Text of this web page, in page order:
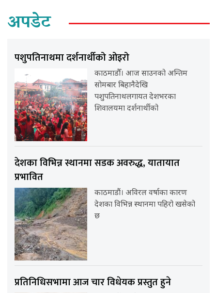
अपडेट
पशुपतिनाथमा दर्शनार्थीको ओइरो
काठमाडौँ। आज साउनको अन्तिम
सोमबार बिहानैदेखि
पशुपतिनाथलगायत देशभरका
शिवालयमा दर्शनार्थीको
देशका विभिन्न स्थानमा सडक अवरुद्ध, यातायात
प्रभावित
काठमाडौं। अविरल वर्षाका कारण
देशका विभिन्न स्थानमा पहिरो खसेको
छ
प्रतिनिधिसभामा आज चार विधेयक प्रस्तुत हुने